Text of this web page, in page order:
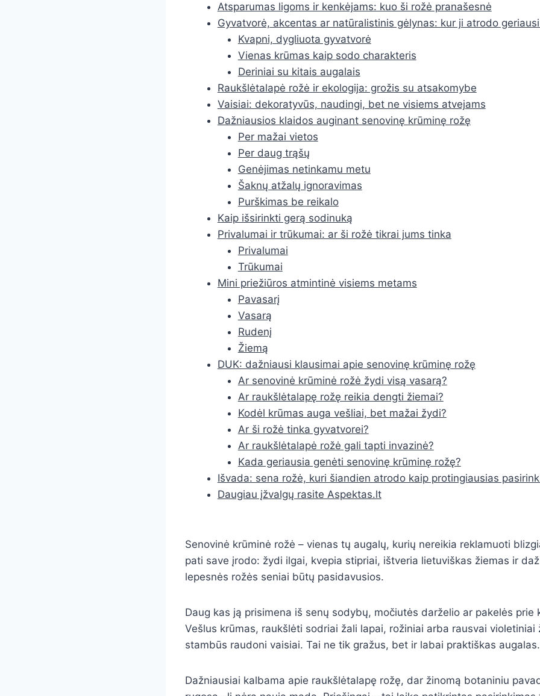
Atsparumas ligoms ir kenkėjams: kuo ši rožė pranašesnė
Gyvatvorė, akcentas ar natūralistinis gėlynas: kur ji atrodo
Kvapni, dygliuota gyvatvorė
Vienas krūmas kaip sodo charakteris
Deriniai su kitais augalais
Raukšlėtalapė rožė ir ekologija: grožis su atsakomybe
Vaisiai: dekoratyvūs, naudingi, bet ne visiems atvejams
Dažniausios klaidos auginant senovinę krūminę rožę
Per mažai vietos
Per daug trąšų
Genėjimas netinkamu metu
Šaknų atžalų ignoravimas
Purškimas be reikalo
Kaip išsirinkti gerą sodinuką
Privalumai ir trūkumai: ar ši rožė tikrai jums tinka
Privalumai
Trūkumai
Mini priežiūros atmintinė visiems metams
Pavasarį
Vasarą
Rudenį
Žiemą
DUK: dažniausi klausimai apie senovinę krūminę rožę
Ar senovinė krūminė rožė žydi visą vasarą?
Ar raukšlėtalapę rožę reikia dengti žiemai?
Kodėl krūmas auga vešliai, bet mažai žydi?
Ar ši rožė tinka gyvatvorei?
Ar raukšlėtalapė rožė gali tapti invazinė?
Kada geriausia genėti senovinę krūminę rožę?
Išvada: sena rožė, kuri šiandien atrodo kaip protingiausias
Daugiau įžvalgų rasite Aspektas.lt
Senovinė krūminė rožė – vienas tų augalų, kurių nereikia reklamuoti
pati save įrodo: žydi ilgai, kvepia stipriai, ištveria lietuviškas žiemas ir
lepesnės rožės seniai būtų pasidavusios.
Daug kas ją prisimena iš senų sodybų, močiutės darželio ar pakelės prie
Vešlus krūmas, raukšlėti sodriai žali lapai, rožiniai arba rausvai violetiniai
stambūs raudoni vaisiai. Tai ne tik gražus, bet ir labai praktiškas augalas.
Dažniausiai kalbama apie raukšlėtalapę rožę, dar žinomą botaniniu